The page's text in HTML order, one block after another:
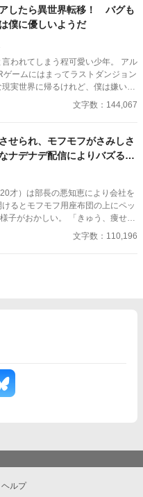
ドワーフ……あらゆる種族が集ま
たいだけの元英
なっていく異世界ほのぼの（？）
したら異世界転移！ バグも
僕に優しいようだ
われてしまう程可愛い少年。 アル
ームにはまってラストダンジョン
実世界に帰るけれど、僕は嫌いな
んな時、アルステードオンライン
現れた 願っても叶わない異世界転
文字数：144,067
せられ、モフモフがさみしさ
ナデナデ配信によりバズる～
突破するまで～
才）は部長の悪知恵により会社を
るとモフモフ用座布団の上にペッ
子がおかしい。 「きゅう、痩せた
をさみしくさせていたと反省した
穴（ダンジョン）へと走った。 だ
文字数：110,196
ヘルプ